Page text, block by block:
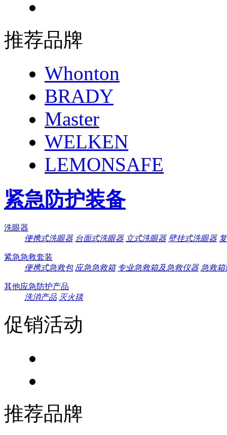
推荐品牌
Whonton
BRADY
Master
WELKEN
LEMONSAFE
紧急防护装备
洗眼器
便携式洗眼器 台面式洗眼器 立式洗眼器 壁挂式洗眼器
紧急急救套装
便携式急救包 应急急救箱 专业急救箱及急救仪器 急救箱
其他应急防护产品
洗消产品 灭火毯
促销活动
推荐品牌